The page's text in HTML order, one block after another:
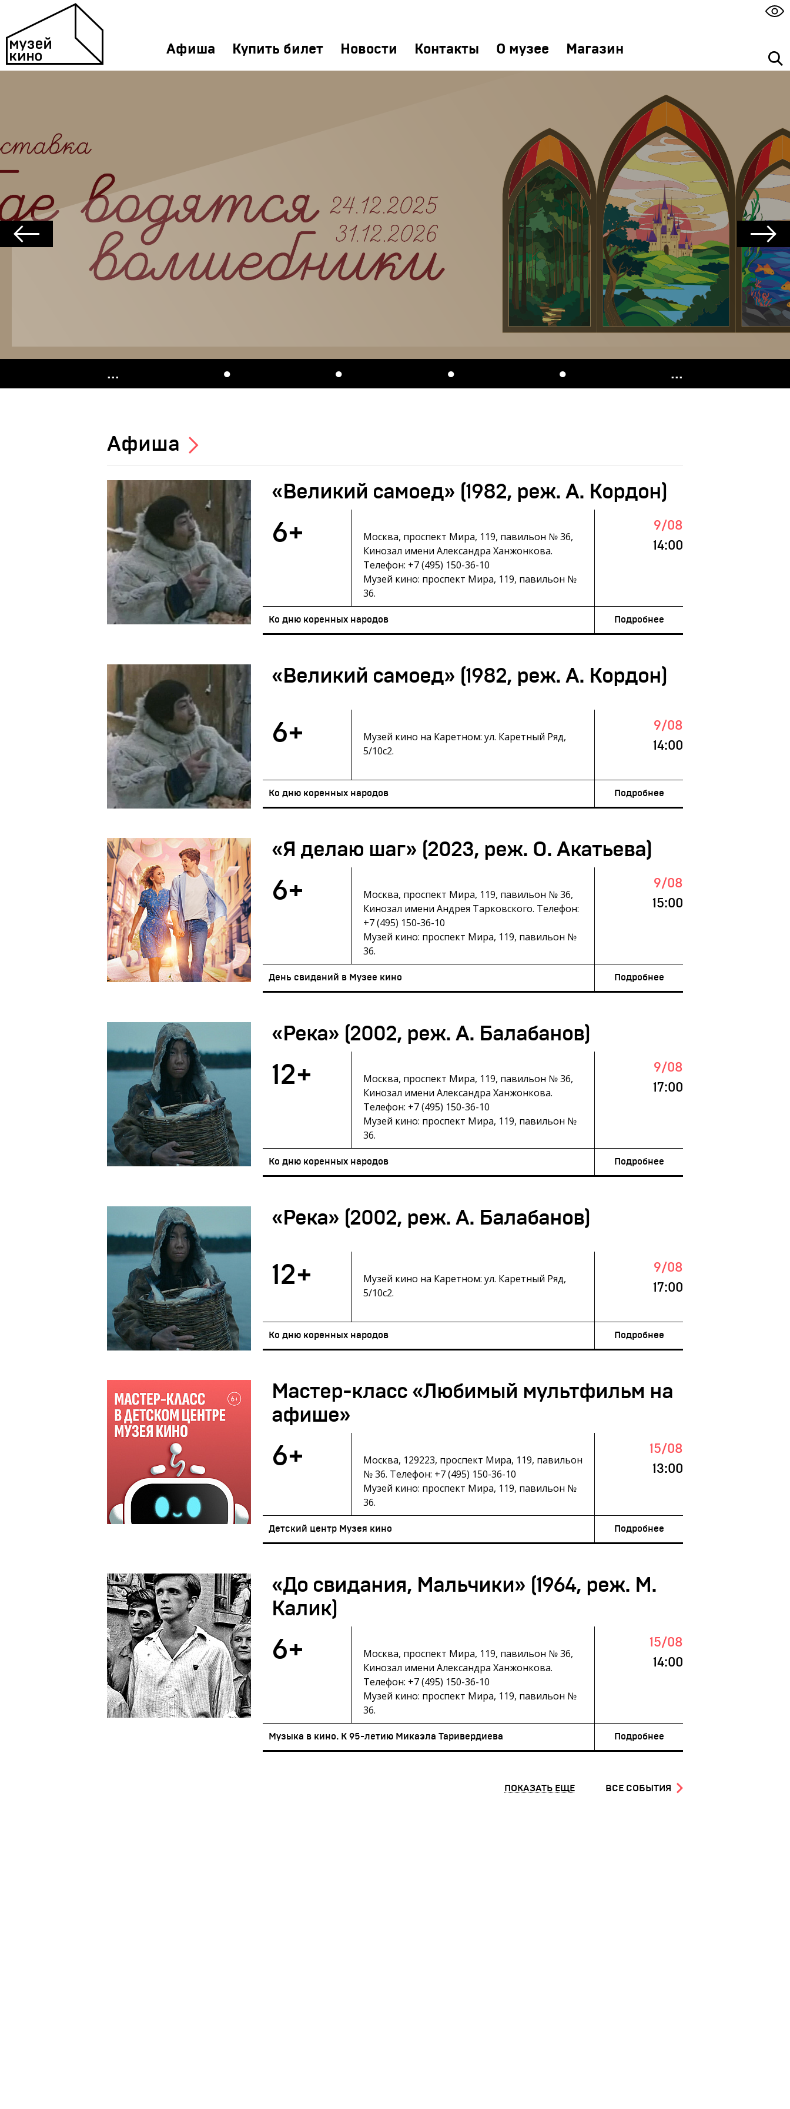
Афиша Купить билет Новости Контакты О музее Магазин
... ● ● ● ● ...
Афиша
«Великий самоед» (1982, реж. А. Кордон)
6+
Москва, проспект Мира, 119, павильон № 36,
Кинозал имени Александра Ханжонкова.
Телефон: +7 (495) 150-36-10
Музей кино: проспект Мира, 119, павильон №
36.
9/08
14:00
Ко дню коренных народов Подробнее
«Великий самоед» (1982, реж. А. Кордон)
6+
Музей кино на Каретном: ул. Каретный Ряд,
5/10с2.
9/08
14:00
Ко дню коренных народов Подробнее
«Я делаю шаг» (2023, реж. О. Акатьева)
6+
Москва, проспект Мира, 119, павильон № 36,
Кинозал имени Андрея Тарковского. Телефон:
+7 (495) 150-36-10
Музей кино: проспект Мира, 119, павильон №
36.
9/08
15:00
День свиданий в Музее кино Подробнее
«Река» (2002, реж. А. Балабанов)
12+
Москва, проспект Мира, 119, павильон № 36,
Кинозал имени Александра Ханжонкова.
Телефон: +7 (495) 150-36-10
Музей кино: проспект Мира, 119, павильон №
36.
9/08
17:00
Ко дню коренных народов Подробнее
«Река» (2002, реж. А. Балабанов)
12+
Музей кино на Каретном: ул. Каретный Ряд,
5/10с2.
9/08
17:00
Ко дню коренных народов Подробнее
Мастер-класс «Любимый мультфильм на
афише»
6+
Москва, 129223, проспект Мира, 119, павильон
№ 36. Телефон: +7 (495) 150-36-10
Музей кино: проспект Мира, 119, павильон №
36.
15/08
13:00
Детский центр Музея кино Подробнее
«До свидания, Мальчики» (1964, реж. М.
Калик)
6+
Москва, проспект Мира, 119, павильон № 36,
Кинозал имени Александра Ханжонкова.
Телефон: +7 (495) 150-36-10
Музей кино: проспект Мира, 119, павильон №
36.
15/08
14:00
Музыка в кино. К 95-летию Микаэла Таривердиева Подробнее
ПОКАЗАТЬ ЕЩЕ ВСЕ СОБЫТИЯ